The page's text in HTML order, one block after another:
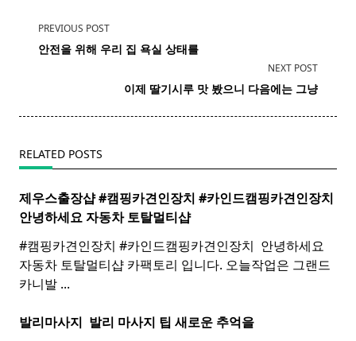
<span
class="nav-
text">Page</span>
PREVIOUS POST
안전을 위해 우리 집 욕실 상태를
NEXT POST
이제 딸기시루 맛 봤으니 다음에는 그냥
RELATED POSTS
제우스출장샵 #캠핑카견인장치 #카인드캠핑카견인장치 ​
안녕하세요 자동차 토탈멀티샵
#캠핑카견인장치 #카인드캠핑카견인장치 ​ 안녕하세요
자동차 토탈멀티샵 카팩토리 입니다. 오늘작업은 그랜드
카니발 ...
발리마사지 ​ 발리 마사지 팁 새로운 추억을